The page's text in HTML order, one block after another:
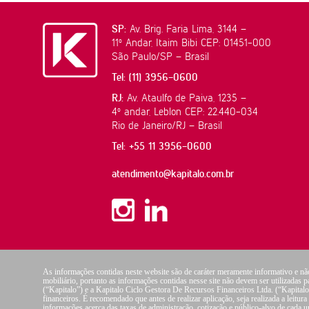
SP: Av. Brig. Faria Lima, 3144 –
11º Andar, Itaim Bibi CEP: 01451-000
São Paulo/SP – Brasil
Tel: (11) 3956-0600
RJ: Av. Ataulfo de Paiva, 1235 –
4º andar, Leblon CEP: 22.440-034
Rio de Janeiro/RJ – Brasil
Tel: +55 11 3956-0600
atendimento@kapitalo.com.br
As informações contidas neste website são de caráter meramente informativo e
mobiliário, portanto as informações contidas nesse site não devem ser utilizadas
(“Kapitalo”) e a Kapitalo Ciclo Gestora De Recursos Financeiros Ltda.
financeiros. É recomendado que antes de realizar aplicação, seja realizada a